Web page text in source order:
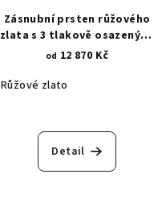
Zásnubní prsten růžového
zlata s 3 tlakově osazenými
kulatými zirkony 1453.1
od 12 870 Kč
Růžové zlato
Detail